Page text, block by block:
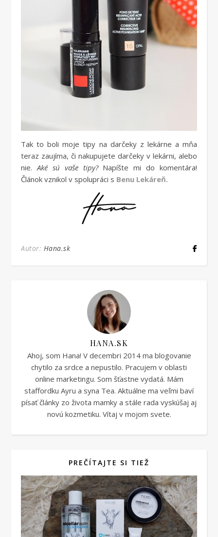
Tak to boli moje tipy na darčeky z lekárne a mňa
teraz zaujíma, či nakupujete darčeky v lekárni, alebo
nie.Aké sú vaše tipy?Napíšte mi do komentára!
Článok vznikol v spolupráci s Benu Lekáreň.
Autor: Hana.sk
HANA.SK
Ahoj, som Hana! V decembri 2014 ma blogovanie
chytilo za srdce a nepustilo. Pracujem v oblasti
online marketingu. Som šťastne vydatá. Mám
staffordku Ayru a syna Tea. Aktuálne ma veľmi baví
písať články zo života mamky a stále rada vyskúšaj aj
novú kozmetiku. Vítaj v mojom svete.
PREČÍTAJTE SI TIEŽ